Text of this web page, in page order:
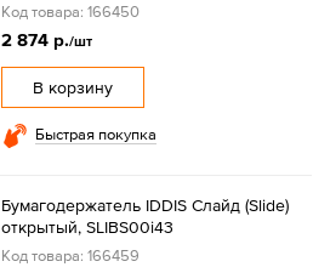
Код товара: 166450
2 874 р./шт
В корзину
Быстрая покупка
Бумагодержатель IDDIS Слайд (Slide)
открытый, SLIBS00i43
Код товара: 166459